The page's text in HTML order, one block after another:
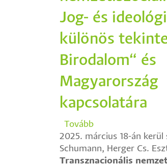
Jog- és
különös
Birodalom“ és
Magyarország
kapcsolatára
Tovább
-
Eva
Schumann,
2025. március 18-án kerül
Schumann, Herger Cs.
Transznacionális